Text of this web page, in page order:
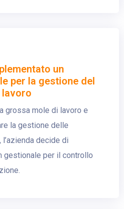
un
per la gestione del
grossa mole di lavoro e
la gestione delle
decide di
gestionale per il controllo